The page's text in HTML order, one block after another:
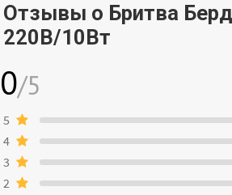
Отзывы о Бритва
220В/10Вт
0/5
5
4
3
2